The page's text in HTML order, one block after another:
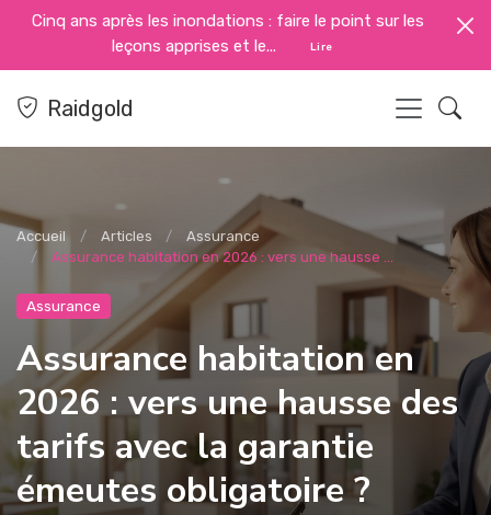
Cinq ans après les inondations : faire le point sur les
leçons apprises et le...
Lire
Raidgold
Accueil Articles
Assurance
Assurance habitation en 2026 : vers une hausse ...
Assurance
Assurance habitation en
2026 : vers une hausse des
tarifs avec la garantie
émeutes obligatoire ?